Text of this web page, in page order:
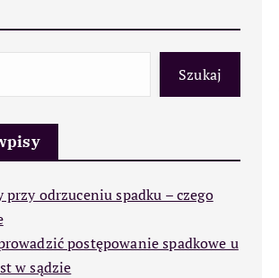
Szukaj
przy odrzuceniu spadku – czego
postępowanie spadkowe u
w sądzie